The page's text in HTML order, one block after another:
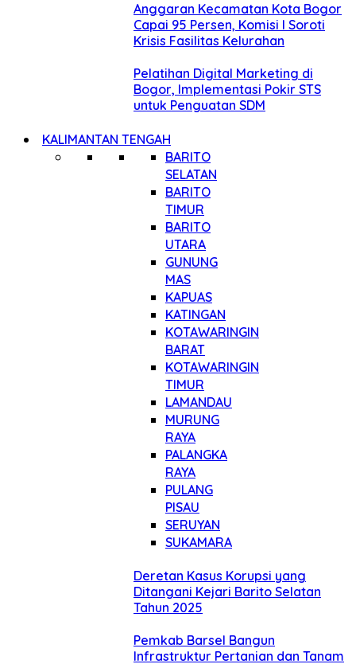
Anggaran Kecamatan Kota Bogor
Capai 95 Persen, Komisi I Soroti
Krisis Fasilitas Kelurahan
Pelatihan Digital Marketing di
Bogor, Implementasi Pokir STS
untuk Penguatan SDM
KALIMANTAN TENGAH
BARITO
SELATAN
BARITO
TIMUR
BARITO
UTARA
GUNUNG
MAS
KAPUAS
KATINGAN
KOTAWARINGIN
BARAT
KOTAWARINGIN
TIMUR
LAMANDAU
MURUNG
RAYA
PALANGKA
RAYA
PULANG
PISAU
SERUYAN
SUKAMARA
Deretan Kasus Korupsi yang
Ditangani Kejari Barito Selatan
Tahun 2025
Pemkab Barsel Bangun
Infrastruktur Pertanian dan Tanam